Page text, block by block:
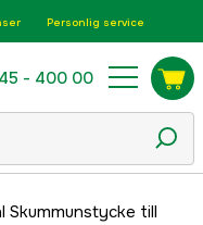
Personlig service
- 400 00
Skummunstycke till